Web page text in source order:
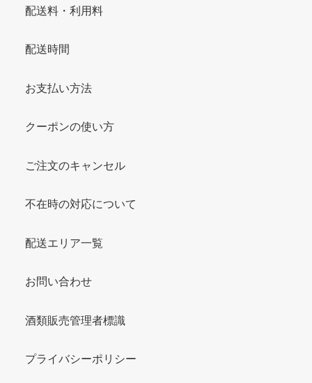
配送料・利用料
配送時間
お支払い方法
クーポンの使い方
ご注文のキャンセル
不在時の対応について
配送エリア一覧
お問い合わせ
酒類販売管理者標識
プライバシーポリシー